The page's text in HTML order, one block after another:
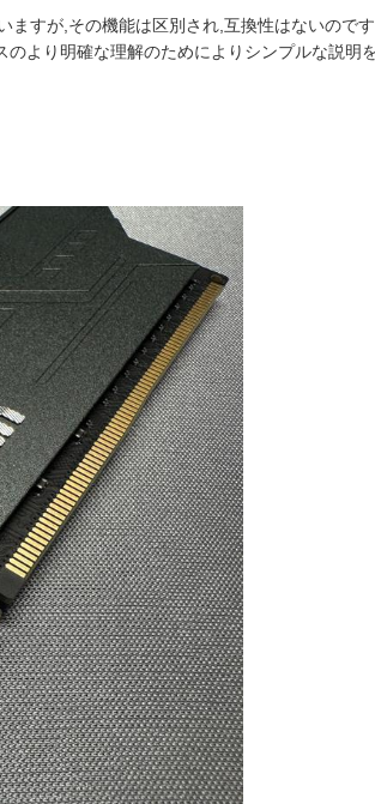
ますが,その機能は区別され,互換性はないので
より明確な理解のためによりシンプルな説明